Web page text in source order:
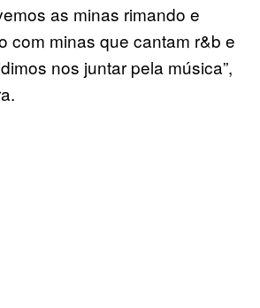
as minas rimando e
com minas que cantam r&b e
nos juntar pela música”,